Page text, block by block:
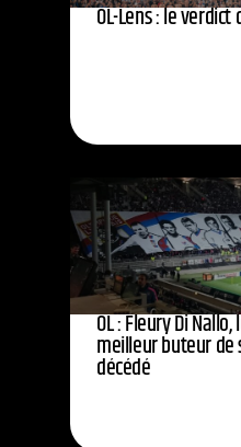
OL-Lens : le verdict
OL : Fleury Di
meilleur buteur de
décédé